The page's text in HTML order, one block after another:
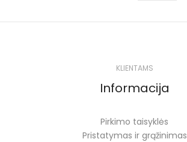
KLIENTAMS
Informacija
Pirkimo taisyklės
Pristatymas ir grąžinimas